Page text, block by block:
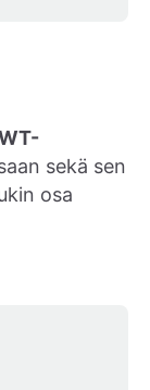
sekä sen
osa